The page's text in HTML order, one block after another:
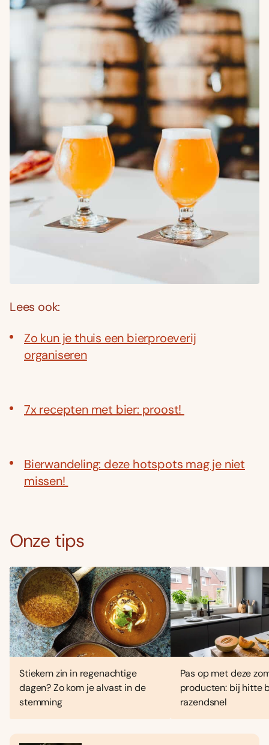
Lees ook:
Zo kun je thuis een bierproeverij
organiseren
7x recepten met bier: proost!
Bierwandeling: deze hotspots mag je niet
missen!
Onze tips
Stiekem zin in regenachtige
dagen? Zo kom je alvast in de
stemming
Pas op met deze
producten: bij hitte
razendsnel